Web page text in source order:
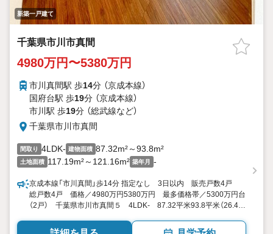
新築一戸建て
千葉県市川市真間
4980万円〜5380万円
市川真間駅 歩14分 （京成本線）
国府台駅 歩19分 （京成本線）
市川駅 歩19分 （総武線など）
千葉県市川市真間
間取り 4LDK- 建物面積 87.32m²～93.8m²
土地面積 117.19m²～121.16m² 築年月 -
京成本線「市川真間」歩14分 指定なし 3日以内 販売戸数4戸
総戸数4戸 価格／4980万円5380万円 最多価格帯／5300万円台
（2戸） 千葉県市川市真間５ 4LDK- 87.32平米93.8平米（26.41